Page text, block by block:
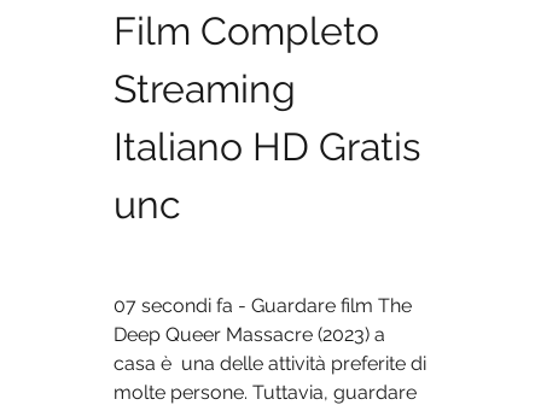
Film Completo
Streaming
Italiano HD Gratis
unc
07 secondi fa - Guardare film The
Deep Queer Massacre (2023) a
casa è  una delle attività preferite di
molte persone. Tuttavia, guardare